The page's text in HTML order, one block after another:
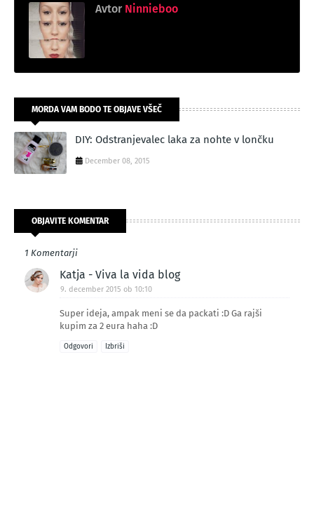
Avtor Ninnieboo
MORDA VAM BODO TE OBJAVE VŠEČ
DIY: Odstranjevalec laka za nohte v lončku
December 08, 2015
OBJAVITE KOMENTAR
1 Komentarji
Katja - Viva la vida blog
9. december 2015 ob 10:10
Super ideja, ampak meni se da packati :D Ga rajši
kupim za 2 eura haha :D
Odgovori Izbriši